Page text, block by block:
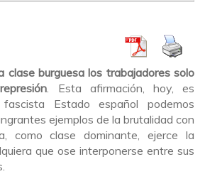
clase burguesa los trabajadores solo
. Esta afirmación, hoy, es
Estado español podemos
ejemplos de la brutalidad con
como clase dominante, ejerce la
que ose interponerse entre sus